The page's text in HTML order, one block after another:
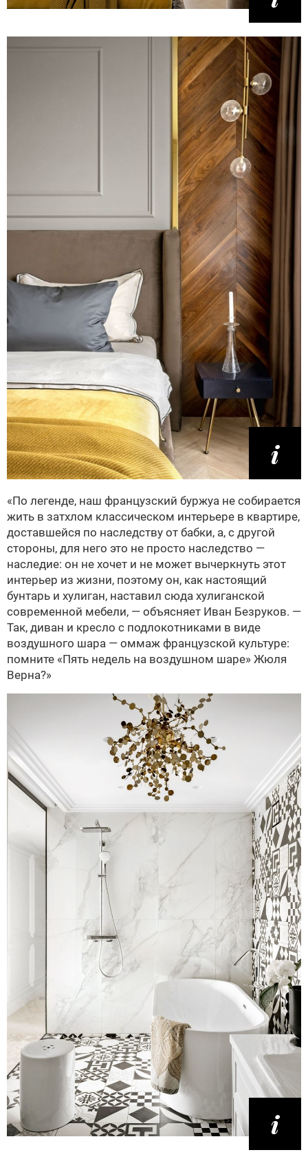
«По легенде, наш французский буржуа не собирается
жить в затхлом классическом интерьере в квартире,
доставшейся по наследству от бабки, а, с другой
стороны, для него это не просто наследство —
наследие: он не хочет и не может вычеркнуть этот
интерьер из жизни, поэтому он, как настоящий
бунтарь и хулиган, наставил сюда хулиганской
современной мебели, — объясняет Иван Безруков. —
Так, диван и кресло с подлокотниками в виде
воздушного шара — оммаж французской культуре:
помните «Пять недель на воздушном шаре» Жюля
Верна?»